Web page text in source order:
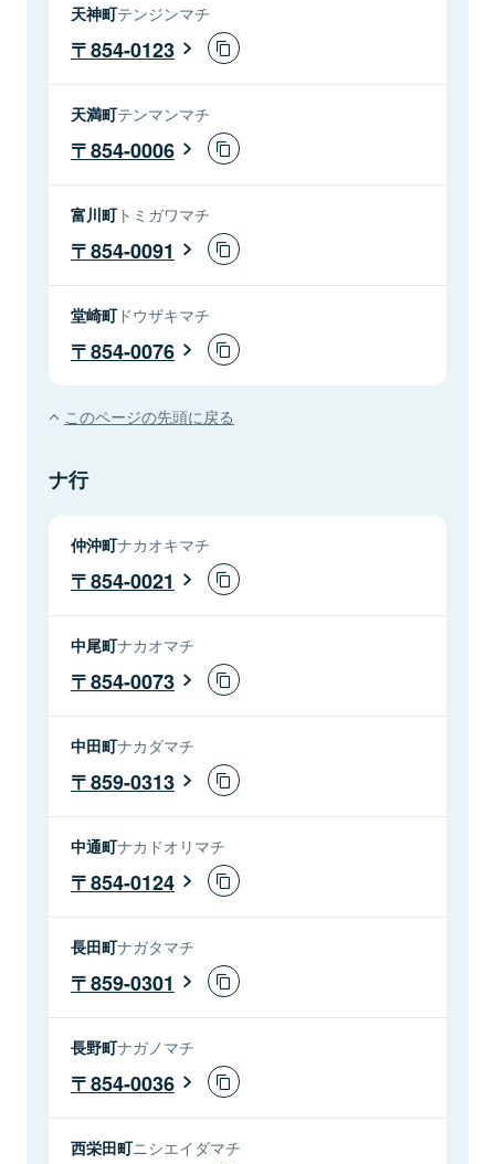
天神町テンジンマチ
854-0123
天満町テンマンマチ
854-0006
富川町トミガワマチ
854-0091
堂崎町ドウザキマチ
854-0076
このページの先頭に戻る
ナ行
仲沖町ナカオキマチ
854-0021
中尾町ナカオマチ
854-0073
中田町ナカダマチ
859-0313
中通町ナカドオリマチ
854-0124
長田町ナガタマチ
859-0301
長野町ナガノマチ
854-0036
西栄田町ニシエイダマチ